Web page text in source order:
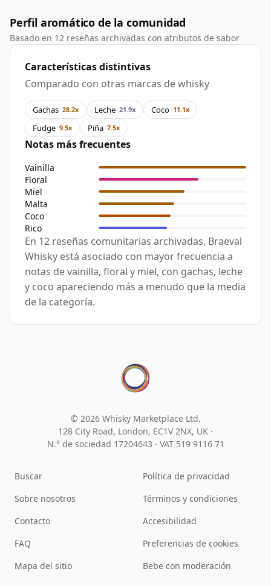
Perfil aromático de la comunidad
Basado en 12 reseñas archivadas con atributos de sabor
Características distintivas
Comparado con otras marcas de whisky
Gachas 28.2x Leche 21.9x Coco 11.1x
Fudge 9.5x Piña 7.5x
Notas más frecuentes
Vainilla
Floral
Miel
Malta
Coco
Rico
En 12 reseñas comunitarias archivadas, Braeval
Whisky está asociado con mayor frecuencia a
notas de vainilla, floral y miel, con gachas, leche
y coco apareciendo más a menudo que la media
de la categoría.
© 2026 Whisky Marketplace Ltd.
128 City Road, London, EC1V 2NX, UK ·
N.° de sociedad 17204643 · VAT 519 9116 71
Buscar
Sobre nosotros
Contacto
FAQ
Mapa del sitio
Política de privacidad
Términos y condiciones
Accesibilidad
Preferencias de cookies
Bebe con moderación